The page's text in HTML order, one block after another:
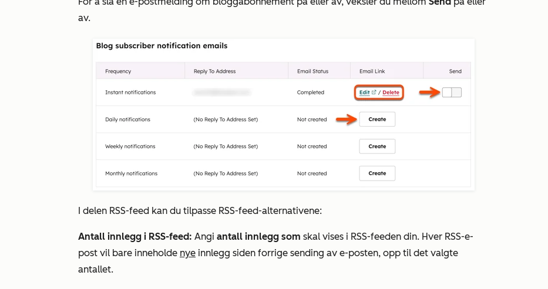
av.
I delen RSS-feed kan du tilpasse RSS-feed-alternativene:
Antall innlegg i RSS-feed: Angi antall innlegg som skal vises i RSS-feeden din. Hver RSS-e-
post vil bare inneholde nye innlegg siden forrige sending av e-posten, opp til det valgte
antallet.